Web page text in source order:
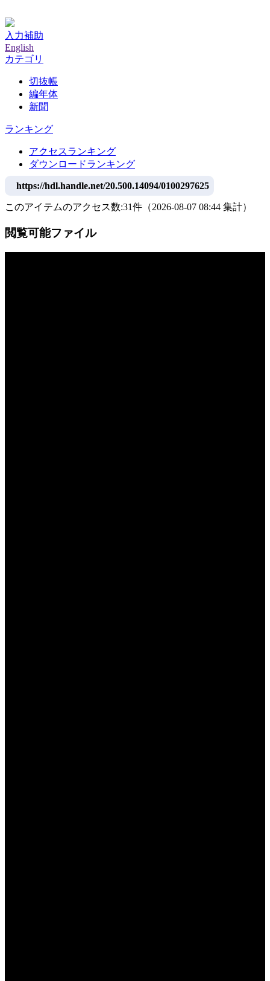
入力補助
English
カテゴリ
切抜帳
編年体
新聞
ランキング
アクセスランキング
ダウンロードランキング
https://hdl.handle.net/20.500.14094/0100297625
このアイテムのアクセス数:31件 （2026-08-07 08:44 集計）
閲覧可能ファイル